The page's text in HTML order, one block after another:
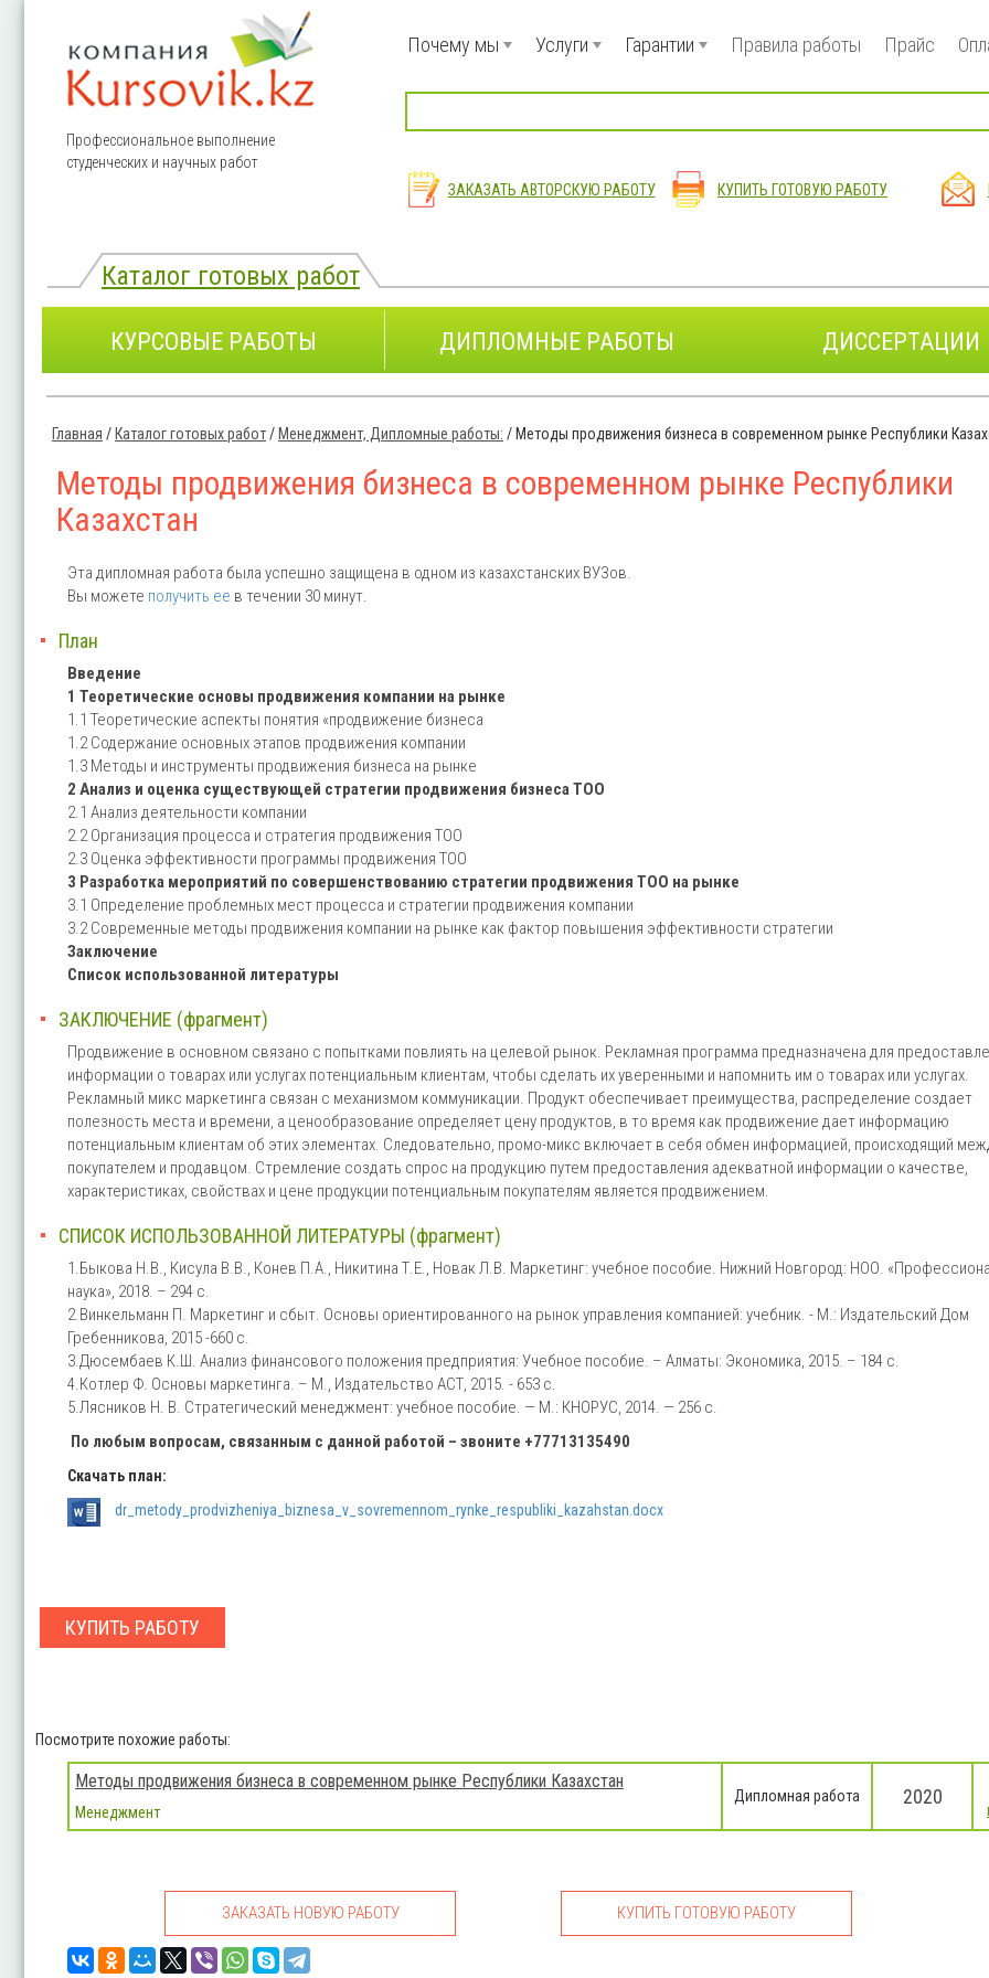
Профессиональное выполнение
студенческих и научных работ
Почему мы Услуги Гарантии Правила работы Прайс
ЗАКАЗАТЬ АВТОРСКУЮ РАБОТУ КУПИТЬ ГОТОВУЮ РАБОТУ
Каталог готовых работ
КУРСОВЫЕ РАБОТЫ ДИПЛОМНЫЕ РАБОТЫ ДИССЕРТАЦИИ
Главная / Каталог готовых работ/ Менеджмент, Дипломные работы: / Методы продвижения бизнеса в современном рынке Республики
Методы продвижения бизнеса в современном рынке Республики
Казахстан
Эта дипломная работа была успешно защищена в одном из казахстанских ВУЗов.
Вы можете получить ее в течении 30 минут.
План
Введение
1 Теоретические основы продвижения компании на рынке
1.1 Теоретические аспекты понятия «продвижение бизнеса
1.2 Содержание основных этапов продвижения компании
1.3 Методы и инструменты продвижения бизнеса на рынке
2 Анализ и оценка существующей стратегии продвижения бизнеса ТОО
2.1 Анализ деятельности компании
2.2 Организация процесса и стратегия продвижения ТОО
2.3 Оценка эффективности программы продвижения ТОО
3 Разработка мероприятий по совершенствованию стратегии продвижения ТОО на рынке
3.1 Определение проблемных мест процесса и стратегии продвижения компании
3.2 Современные методы продвижения компании на рынке как фактор повышения эффективности стратегии
Заключение
Список использованной литературы
ЗАКЛЮЧЕНИЕ (фрагмент)
Продвижение в основном связано с попытками повлиять на целевой рынок. Рекламная программа предназначена для
информации о товарах или услугах потенциальным клиентам, чтобы сделать их уверенными и напомнить им о товарах или услугах.
Рекламный микс маркетинга связан с механизмом коммуникации. Продукт обеспечивает преимущества, распределение создает
полезность места и времени, а ценообразование определяет цену продуктов, в то время как продвижение дает информацию
потенциальным клиентам об этих элементах. Следовательно, промо-микс включает в себя обмен информацией, происходящий
покупателем и продавцом. Стремление создать спрос на продукцию путем предоставления адекватной информации о качестве,
характеристиках, свойствах и цене продукции потенциальным покупателям является продвижением.
СПИСОК ИСПОЛЬЗОВАННОЙ ЛИТЕРАТУРЫ (фрагмент)
1.Быкова Н.В., Кисула В.В., Конев П.А., Никитина Т.Е., Новак Л.В. Маркетинг: учебное пособие. Нижний Новгород: НОО.
наука», 2018. – 294 с.
2.Винкельманн П. Маркетинг и сбыт. Основы ориентированного на рынок управления компанией: учебник. - М.: Издательский Дом
Гребенникова, 2015 -660 с.
3.Дюсембаев К.Ш. Анализ финансового положения предприятия: Учебное пособие. – Алматы: Экономика, 2015. – 184 с.
4.Котлер Ф. Основы маркетинга. – М., Издательство АСТ, 2015. - 653 с.
5.Лясников Н. В. Стратегический менеджмент: учебное пособие. — М.: КНОРУС, 2014. — 256 с.
По любым вопросам, связанным с данной работой – звоните +77713135490
Скачать план:
dr_metody_prodvizheniya_biznesa_v_sovremennom_rynke_respubliki_kazahstan.docx
КУПИТЬ РАБОТУ
Посмотрите похожие работы:
Методы продвижения бизнеса в современном рынке Республики Казахстан
Менеджмент
Дипломная работа 2020
ЗАКАЗАТЬ НОВУЮ РАБОТУ КУПИТЬ ГОТОВУЮ РАБОТУ